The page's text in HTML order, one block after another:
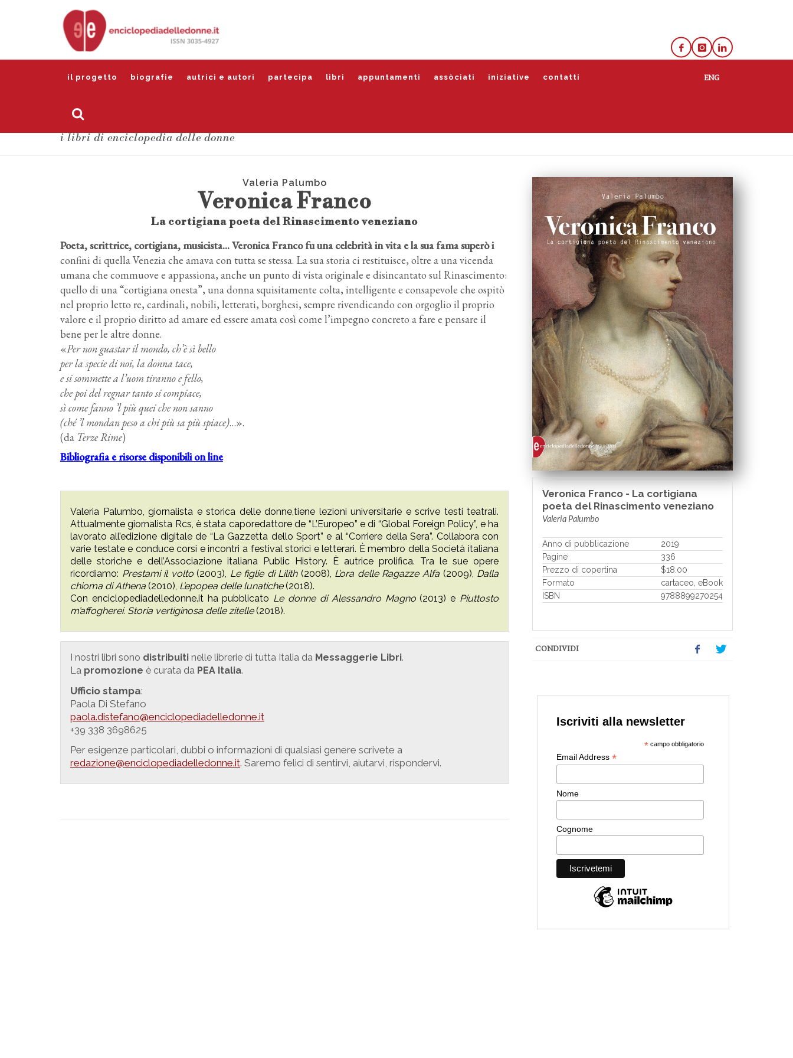
il progetto biografie autrici e autori partecipa libri appuntamenti assòciati iniziative contatti
i libri di enciclopedia delle donne
Veronica Franco - La cortigiana
poeta del Rinascimento veneziano
Valeria Palumbo
Anno di pubblicazione
2019
Pagine
336
Prezzo di copertina
$18.00
Formato
cartaceo, eBook
ISBN
9788899270254
CONDIVIDI
Valeria Palumbo
Veronica Franco
La cortigiana poeta del Rinascimento veneziano
Poeta, scrittrice, cortigiana, musicista… Veronica Franco fu una celebrità in vita e la sua fama superò i
confini di quella Venezia che amava con tutta se stessa. La sua storia ci restituisce, oltre a una vicenda
umana che commuove e appassiona, anche un punto di vista originale e disincantato sul Rinascimento:
quello di una “cortigiana onesta”, una donna squisitamente colta, intelligente e consapevole che ospitò
nel proprio letto re, cardinali, nobili, letterati, borghesi, sempre rivendicando con orgoglio il proprio
valore e il proprio diritto ad amare ed essere amata così come l’impegno concreto a fare e pensare il
bene per le altre donne.
«Per non guastar il mondo, ch’è sì bello
per la specie di noi, la donna tace,
e si sommette a l’uom tiranno e fello,
che poi del regnar tanto si compiace,
sì come fanno ’l più quei che non sanno
(ché ’l mondan peso a chi più sa più spiace)…».
(da Terze Rime)
Bibliografia e risorse disponibili on line
Valeria Palumbo, giornalista e storica delle donne,tiene lezioni universitarie e scrive testi teatrali.
Attualmente giornalista Rcs, è stata caporedattore de “L’Europeo” e di “Global Foreign Policy”, e ha
lavorato all’edizione digitale de “La Gazzetta dello Sport” e al “Corriere della Sera”. Collabora con
varie testate e conduce corsi e incontri a festival storici e letterari. È membro della Società italiana
delle storiche e dell’Associazione italiana Public History. È autrice prolifica. Tra le sue opere
ricordiamo: Prestami il volto(2003), Le figlie di Lilith(2008), L’ora delle Ragazze Alfa (2009), Dalla
chioma di Athena (2010), L’epopea delle lunatiche(2018).
Con enciclopediadelledonne.it ha pubblicato Le donne di Alessandro Magno(2013) e Piuttosto
m’affogherei. Storia vertiginosa delle zitelle(2018).
I nostri libri sono distribuiti nelle librerie di tutta Italia da Messaggerie Libri.
La promozione è curata da PEA Italia.
Ufficio stampa:
Paola Di Stefano
paola.distefano@enciclopediadelledonne.it
+39 338 3698625
Per esigenze particolari, dubbi o informazioni di qualsiasi genere scrivete a
redazione@enciclopediadelledonne.it. Saremo felici di sentirvi, aiutarvi, rispondervi.